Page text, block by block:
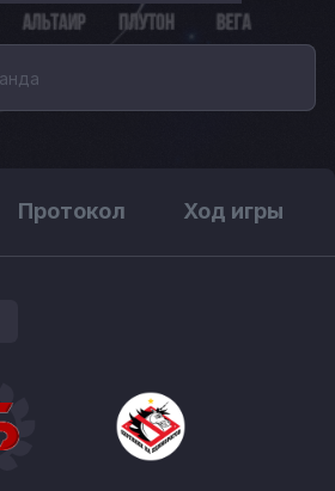
Протокол Ход игры